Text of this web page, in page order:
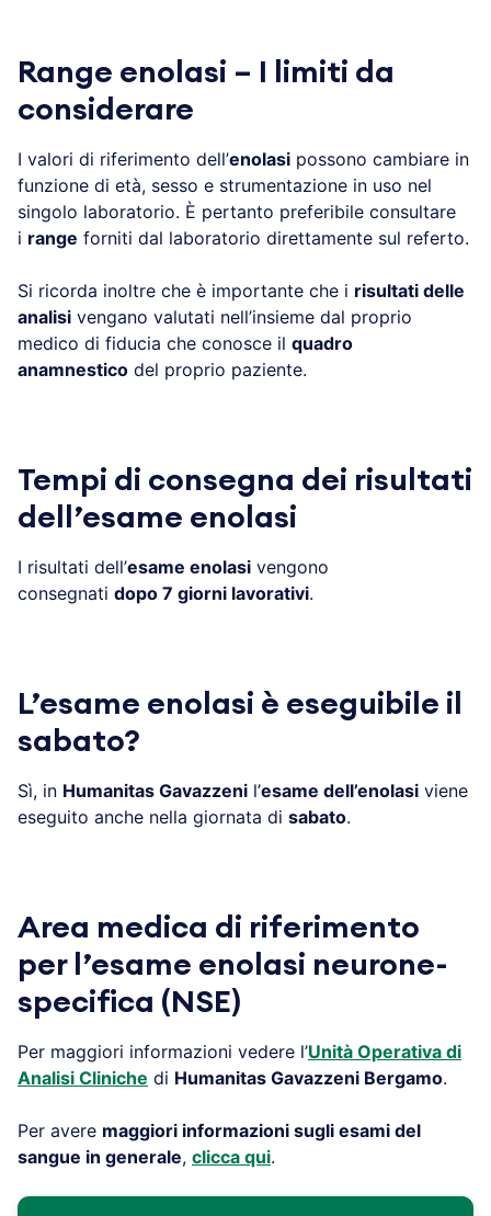
Range enolasi – I limiti da
considerare
I valori di riferimento dell’enolasi possono cambiare in
funzione di età, sesso e strumentazione in uso nel
singolo laboratorio. È pertanto preferibile consultare
i range forniti dal laboratorio direttamente sul referto.
Si ricorda inoltre che è importante che i risultati delle
analisi vengano valutati nell’insieme dal proprio
medico di fiducia che conosce il quadro
anamnestico del proprio paziente.
Tempi di consegna dei risultati
dell’esame enolasi
I risultati dell’esame enolasi vengono
consegnati dopo 7 giorni lavorativi.
L’esame enolasi è eseguibile il
sabato?
Sì, in Humanitas Gavazzeni l’esame dell’enolasi viene
eseguito anche nella giornata di sabato.
Area medica di riferimento
per l’esame enolasi neurone-
specifica (NSE)
Per maggiori informazioni vedere l’Unità Operativa di
Analisi Cliniche di Humanitas Gavazzeni Bergamo.
Per avere maggiori informazioni sugli esami del
sangue in generale, clicca qui.